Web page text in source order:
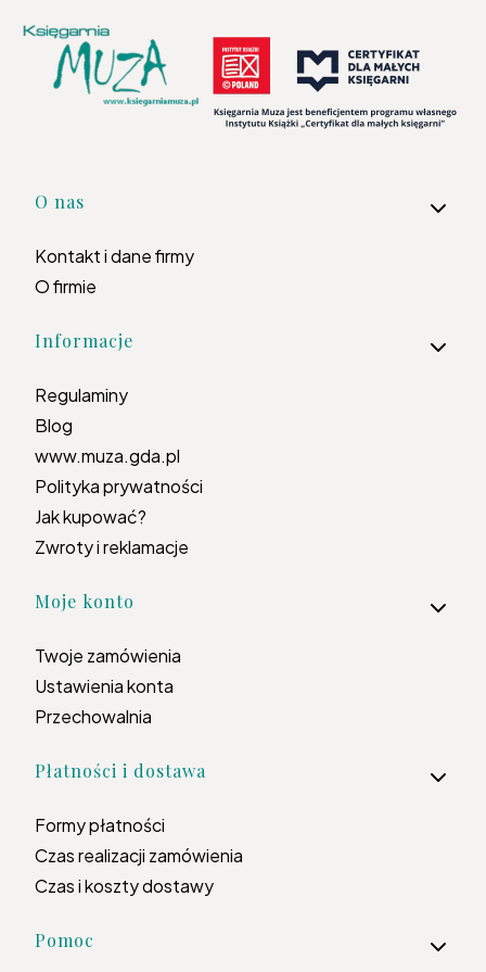
Linki w stopce
O nas
Kontakt i dane firmy
O firmie
Informacje
Regulaminy
Blog
www.muza.gda.pl
Polityka prywatności
Jak kupować?
Zwroty i reklamacje
Moje konto
Twoje zamówienia
Ustawienia konta
Przechowalnia
Płatności i dostawa
Formy płatności
Czas realizacji zamówienia
Czas i koszty dostawy
Pomoc